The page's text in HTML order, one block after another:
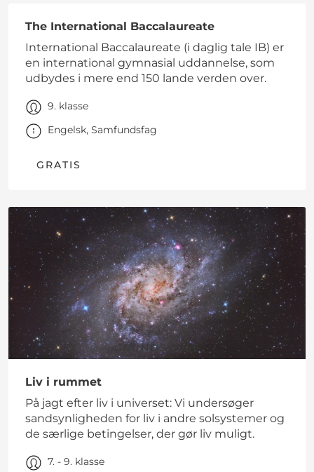
The International Baccalaureate
International Baccalaureate (i daglig tale IB) er
en international gymnasial uddannelse, som
udbydes i mere end 150 lande verden over.
9. klasse
Engelsk, Samfundsfag
GRATIS
GRUNDSKOLE
Liv i rummet
På jagt efter liv i universet: Vi undersøger
sandsynligheden for liv i andre solsystemer og
de særlige betingelser, der gør liv muligt.
7. - 9. klasse